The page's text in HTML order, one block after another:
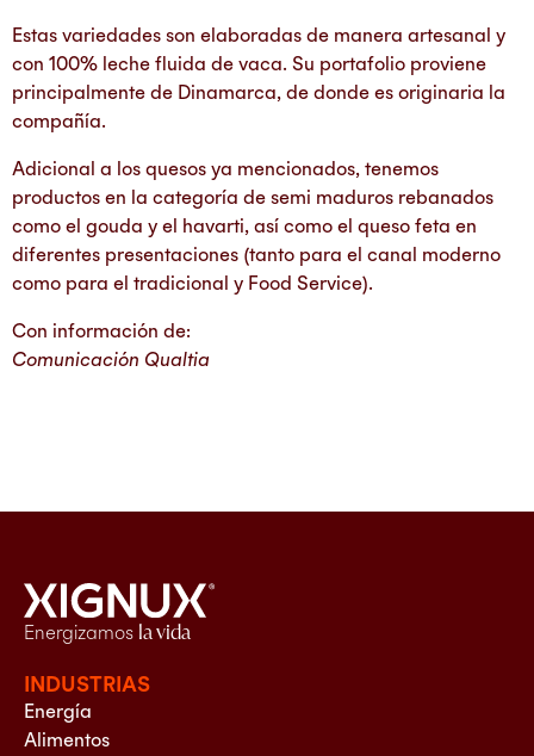
Estas variedades son elaboradas de manera artesanal y
con 100% leche fluida de vaca. Su portafolio proviene
principalmente de Dinamarca, de donde es originaria la
compañía.
Adicional a los quesos ya mencionados, tenemos
productos en la categoría de semi maduros rebanados
como el gouda y el havarti, así como el queso feta en
diferentes presentaciones (tanto para el canal moderno
como para el tradicional y Food Service).
Con información de:
Comunicación Qualtia
Energizamos la vida
INDUSTRIAS
Energía
Alimentos